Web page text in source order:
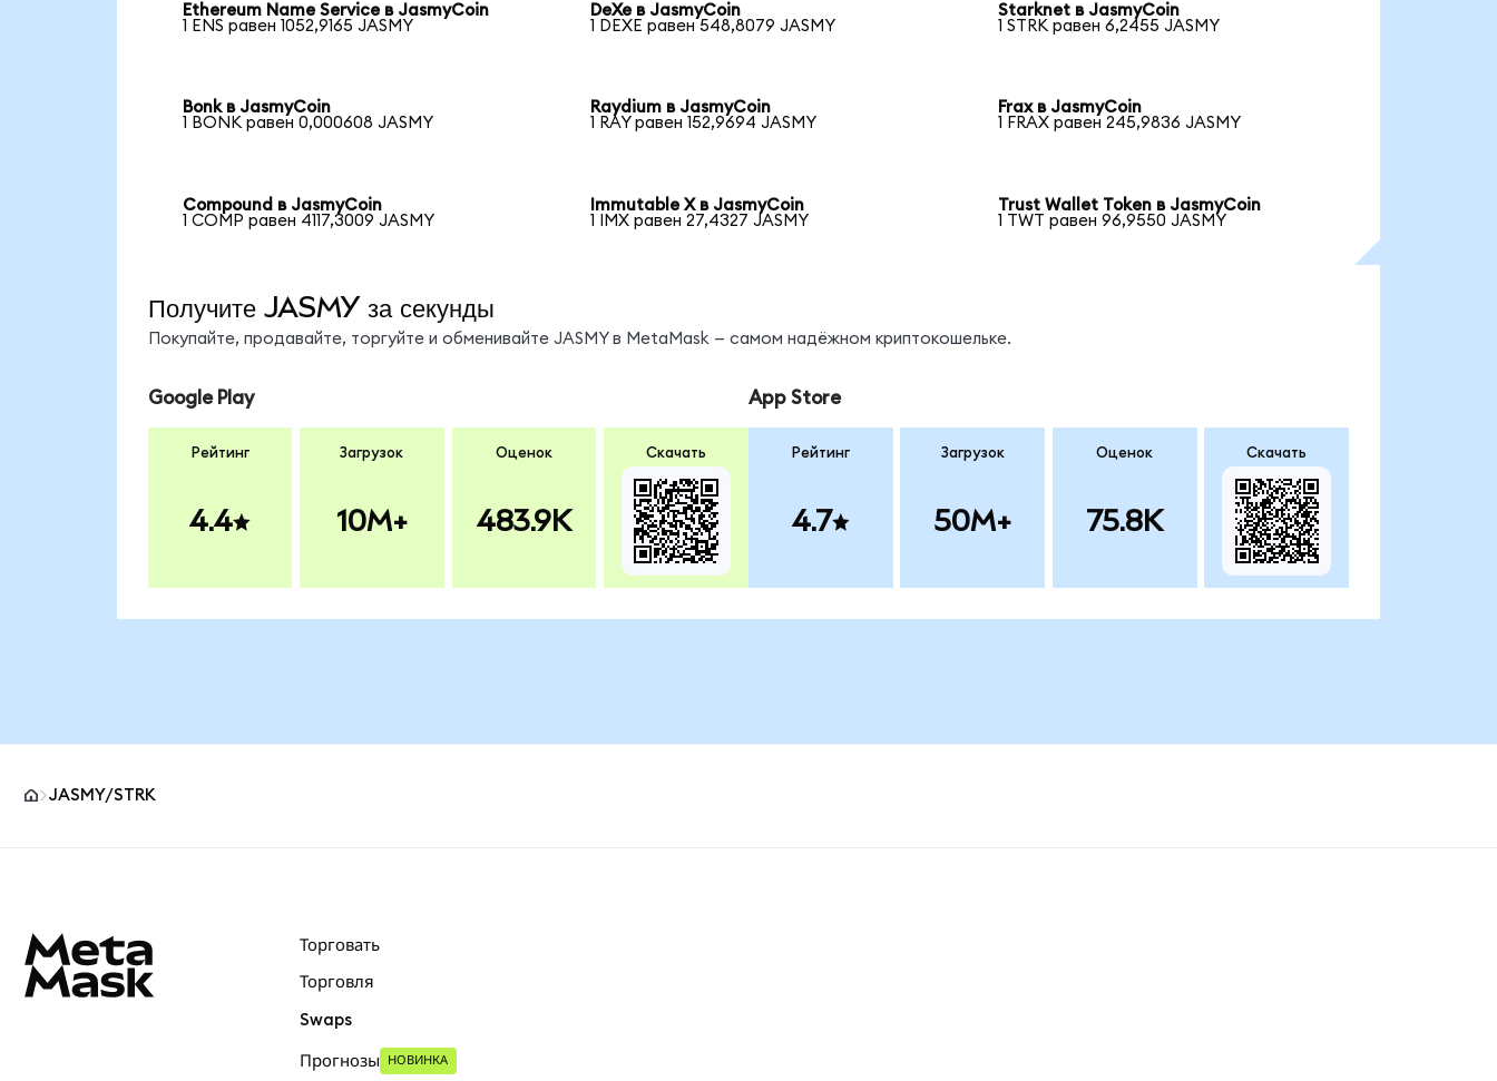
Ethereum Name Service в JasmyCoin
1 ENS равен 1052,9165 JASMY
DeXe в JasmyCoin
1 DEXE равен 548,8079 JASMY
Starknet в JasmyCoin
1 STRK равен 6,2455 JASMY
Bonk в JasmyCoin
1 BONK равен 0,000608 JASMY
Raydium в JasmyCoin
1 RAY равен 152,9694 JASMY
Frax в JasmyCoin
1 FRAX равен 245,9836 JASMY
Compound в JasmyCoin
1 COMP равен 4117,3009 JASMY
Immutable X в JasmyCoin
1 IMX равен 27,4327 JASMY
Trust Wallet Token в JasmyCoin
1 TWT равен 96,9550 JASMY
Получите JASMY за секунды
Покупайте, продавайте, торгуйте и обменивайте JASMY в MetaMask — самом надёжном криптокошельке.
Google Play
Рейтинг
4.4
Загрузок
10M+
Оценок
483.9K
Скачать
App Store
Рейтинг
4.7
Загрузок
50M+
Оценок
75.8K
Скачать
JASMY/STRK
Торговать
Торговля
Swaps
Прогнозы НОВИНКА